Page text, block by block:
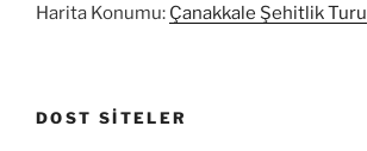
Harita Konumu: Çanakkale Şehitlik Turu
DOST SITELER